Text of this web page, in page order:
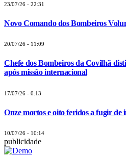
23/07/26 - 22:31
Novo Comando dos Bombeiros
20/07/26 - 11:09
Chefe dos Bombeiros da Covilhã
após missão internacional
17/07/26 - 0:13
Onze mortos e oito feridos a fugir de
10/07/26 - 10:14
publicidade